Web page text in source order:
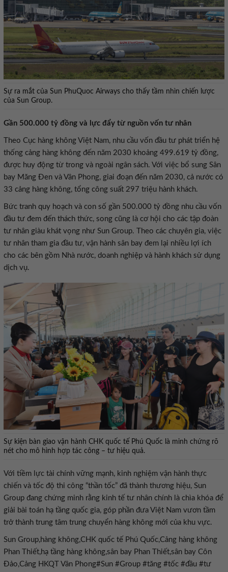
Sự ra mắt của Sun PhuQuoc Airways cho thấy tầm nhìn chiến lược
của Sun Group.
Gần 500.000 tỷ đồng và lực đẩy từ nguồn vốn tư nhân
Theo Cục hàng không Việt Nam, nhu cầu vốn đầu tư phát triển hệ
thống cảng hàng không đến năm 2030 khoảng 499.619 tỷ đồng,
được huy động từ trong và ngoài ngân sách. Với việc bổ sung Sân
bay Măng Đen và Vân Phong, giai đoạn đến năm 2030, cả nước có
33 cảng hàng không, tổng công suất 297 triệu hành khách.
Bức tranh quy hoạch và con số gần 500.000 tỷ đồng nhu cầu vốn
đầu tư đem đến thách thức, song cũng là cơ hội cho các tập đoàn
tư nhân giàu khát vọng như Sun Group. Theo các chuyên gia, việc
tư nhân tham gia đầu tư, vận hành sân bay đem lại nhiều lợi ích
cho các bên gồm Nhà nước, doanh nghiệp và hành khách sử dụng
dịch vụ.
Sự kiện bàn giao vận hành CHK quốc tế Phú Quốc là minh chứng rõ
nét cho mô hình hợp tác công – tư hiệu quả.
Với tiềm lực tài chính vững mạnh, kinh nghiệm vận hành thực
chiến và tốc độ thi công “thần tốc” đã thành thương hiệu, Sun
Group đang chứng minh rằng kinh tế tư nhân chính là chìa khóa để
giải bài toán hạ tầng quốc gia, góp phần đưa Việt Nam vươn tầm
trở thành trung tâm trung chuyển hàng không mới của khu vực.
Sun Group,hàng không,CHK quốc tế Phú Quốc,Cảng hàng không
Phan Thiết,hạ tầng hàng không,sân bay Phan Thiết,sân bay Côn
Đảo,Cảng HKQT Vân Phong#Sun #Group #tăng #tốc #đầu #tư